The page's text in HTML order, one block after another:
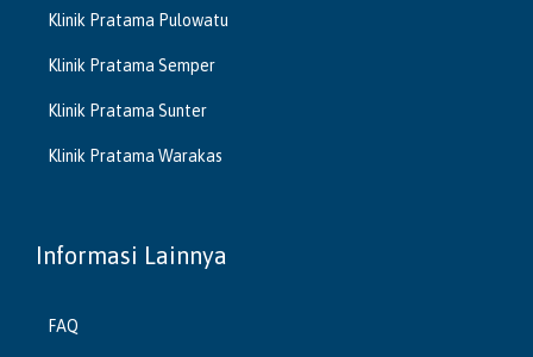
Klinik Pratama Pulowatu
Klinik Pratama Semper
Klinik Pratama Sunter
Klinik Pratama Warakas
Informasi Lainnya
FAQ